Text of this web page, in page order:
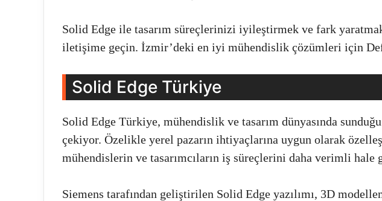
Solid Edge ile tasarım süreçlerinizi iyileştirmek ve fark
iletişime geçin. İzmir’deki en iyi mühendislik çözümleri için
Solid Edge Türkiye
Solid Edge Türkiye, mühendislik ve tasarım dünyasında
çekiyor. Özelikle yerel pazarın ihtiyaçlarına uygun olarak
mühendislerin ve tasarımcıların iş süreçlerini daha verimli hale
Siemens tarafından geliştirilen Solid Edge yazılımı, 3D